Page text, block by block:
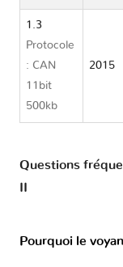
1.3
Protocole
: CAN
11bit
500kb
2015
Questions
II
Pourquoi le